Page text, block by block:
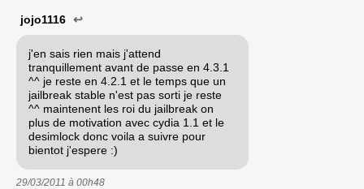
jojo1116 ↩
j'en sais rien mais j'attend
tranquillement avant de passe en 4.3.1
^^ je reste en 4.2.1 et le temps que un
jailbreak stable n'est pas sorti je reste
^^ maintenent les roi du jailbreak on
plus de motivation avec cydia 1.1 et le
desimlock donc voila a suivre pour
bientot j'espere :)
29/03/2011 à 00h48